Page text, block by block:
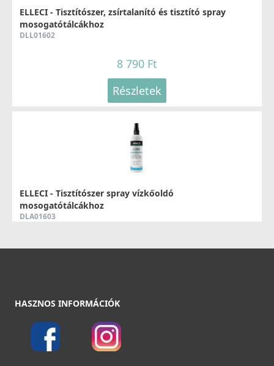
Részletek
CATA - Csaptelep BSE
02500601
ELLECI - Tisztítószer, zsírtalanító és tisztító spray
mosogatótálcákhoz
DLL01602
8 790 Ft
Részletek
ELLECI - Tisztítószer spray vízkőoldó
mosogatótálcákhoz
DLA01603
8 790 Ft
HASZNOS INFORMÁCIÓK